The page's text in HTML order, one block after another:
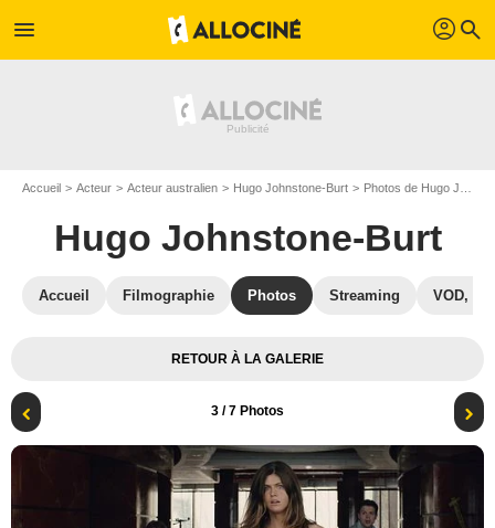
menu profil search
Accueil Acteur Acteur australien Hugo Johnstone-Burt Photos de Hugo Johnstone-Burt
Hugo Johnstone-Burt
Accueil Filmographie Photos Streaming VOD,
RETOUR À LA GALERIE
3 / 7 Photos